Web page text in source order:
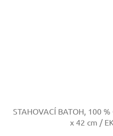
STAHOVACÍ BATOH, 100
x 42 cm /